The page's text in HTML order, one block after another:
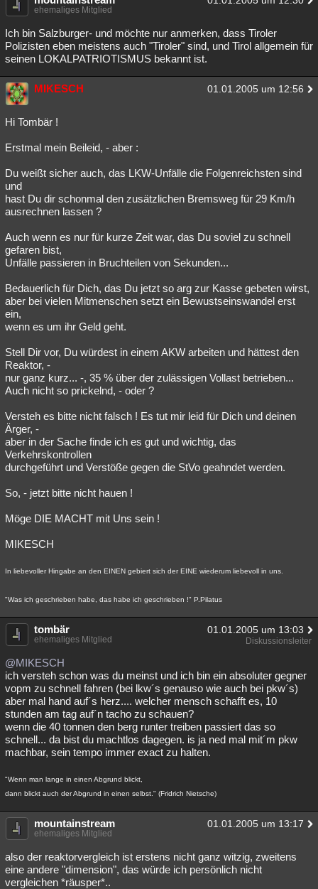
ehemaliges Mitglied
Ich bin Salzburger- und möchte nur anmerken, dass Tiroler
Polizisten eben meistens auch "Tiroler" sind, und Tirol allgemein für
seinen LOKALPATRIOTISMUS bekannt ist.
MIKESCH 01.01.2005 um 12:56
Hi Tombär !
Erstmal mein Beileid, - aber :
Du weißt sicher auch, das LKW-Unfälle die Folgenreichsten sind
und
hast Du dir schonmal den zusätzlichen Bremsweg für 29 Km/h
ausrechnen lassen ?
Auch wenn es nur für kurze Zeit war, das Du soviel zu schnell
gefaren bist,
Unfälle passieren in Bruchteilen von Sekunden...
Bedauerlich für Dich, das Du jetzt so arg zur Kasse gebeten wirst,
aber bei vielen Mitmenschen setzt ein Bewustseinswandel erst
ein,
wenn es um ihr Geld geht.
Stell Dir vor, Du würdest in einem AKW arbeiten und hättest den
Reaktor, -
nur ganz kurz... -, 35 % über der zulässigen Vollast betrieben...
Auch nicht so prickelnd, - oder ?
Versteh es bitte nicht falsch ! Es tut mir leid für Dich und deinen
Ärger, -
aber in der Sache finde ich es gut und wichtig, das
Verkehrskontrollen
durchgeführt und Verstöße gegen die StVo geahndet werden.
So, - jetzt bitte nicht hauen !
Möge DIE MACHT mit Uns sein !
MIKESCH
In liebevoller Hingabe an den EINEN gebiert sich der EINE wiederum liebevoll in uns.
"Was ich geschrieben habe, das habe ich geschrieben !" P.Pilatus
tombär 01.01.2005 um 13:03
ehemaliges Mitglied Diskussionsleiter
@MIKESCH
ich versteh schon was du meinst und ich bin ein absoluter gegner
vopm zu schnell fahren (bei lkw´s genauso wie auch bei pkw´s)
aber mal hand auf´s herz.... welcher mensch schafft es, 10
stunden am tag auf´n tacho zu schauen?
wenn die 40 tonnen den berg runter treiben passiert das so
schnell... da bist du machtlos dagegen. is ja ned mal mit´m pkw
machbar, sein tempo immer exact zu halten.
"Wenn man lange in einen Abgrund blickt,
dann blickt auch der Abgrund in einen selbst." (Fridrich Nietsche)
mountainstream 01.01.2005 um 13:17
ehemaliges Mitglied
also der reaktorvergleich ist erstens nicht ganz witzig, zweitens
eine andere "dimension", das würde ich persönlich nicht
vergleichen *räusper*..